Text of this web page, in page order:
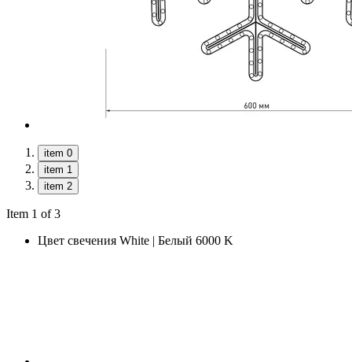
item 0
item 1
item 2
Item 1 of 3
Цвет свечения White | Белый 6000 K